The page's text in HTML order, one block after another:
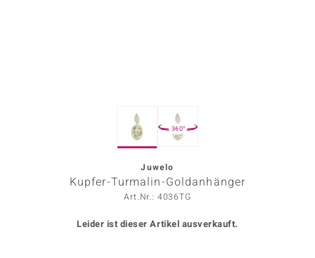
360°
Juwelo
Kupfer-Turmalin-Goldanhänger
Art.Nr.: 4036TG
Leider ist dieser Artikel ausverkauft.